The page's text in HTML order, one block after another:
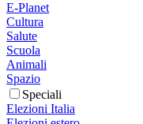
E-Planet
Cultura
Salute
Scuola
Animali
Spazio
Speciali
Elezioni Italia